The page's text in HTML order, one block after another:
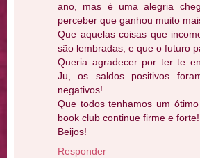
ano, mas é uma alegria
perceber que ganhou muito
Que aquelas coisas que
são lembradas, e que o futuro
Queria agradecer por ter te
Ju, os saldos positivos
negativos!
Que todos tenhamos um
book club continue firme e forte!
Beijos!
Responder